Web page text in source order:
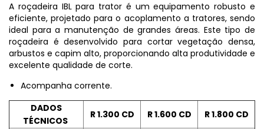
A roçadeira IBL para trator é um equipamento robusto e
eficiente, projetado para o acoplamento a tratores, sendo
ideal para a manutenção de grandes áreas. Este tipo de
roçadeira é desenvolvido para cortar vegetação densa,
arbustos e capim alto, proporcionando alta produtividade e
excelente qualidade de corte.
Acompanha corrente.
DADOS
TÉCNICOS
R 1.300 CD R 1.600 CD
R 1.800 CD